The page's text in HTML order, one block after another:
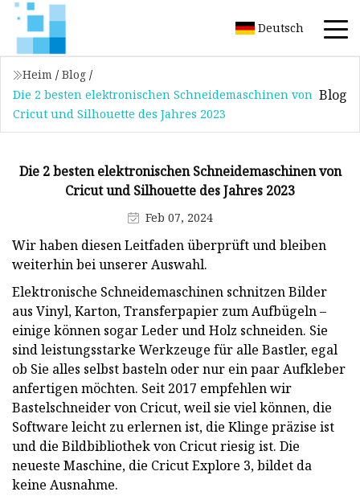
Deutsch
Heim / Blog /
Die 2 besten elektronischen Schneidemaschinen von
Cricut und Silhouette des Jahres 2023
Blog
Die 2 besten elektronischen Schneidemaschinen von
Cricut und Silhouette des Jahres 2023
Feb 07, 2024
Wir haben diesen Leitfaden überprüft und bleiben
weiterhin bei unserer Auswahl.
Elektronische Schneidemaschinen schnitzen Bilder
aus Vinyl, Karton, Transferpapier zum Aufbügeln –
einige können sogar Leder und Holz schneiden. Sie
sind leistungsstarke Werkzeuge für alle Bastler, egal
ob Sie alles selbst basteln oder nur ein paar Aufkleber
anfertigen möchten. Seit 2017 empfehlen wir
Bastelschneider von Cricut, weil sie viel können, die
Software leicht zu erlernen ist, die Klinge präzise ist
und die Bildbibliothek von Cricut riesig ist. Die
neueste Maschine, die Cricut Explore 3, bildet da
keine Ausnahme.